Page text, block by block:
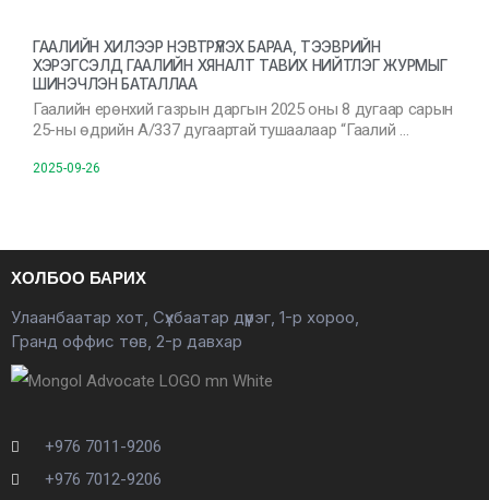
ГААЛИЙН ХИЛЭЭР НЭВТРҮҮЛЭХ БАРАА, ТЭЭВРИЙН
ХЭРЭГСЭЛД ГААЛИЙН ХЯНАЛТ ТАВИХ НИЙТЛЭГ ЖУРМЫГ
ШИНЭЧЛЭН БАТАЛЛАА
Гаалийн ерөнхий газрын даргын 2025 оны 8 дугаар сарын
25-ны өдрийн А/337 дугаартай тушаалаар “Гаалий …
2025-09-26
ХОЛБОО БАРИХ
Улаанбаатар хот, Сүхбаатар дүүрэг, 1-р хороо,
Гранд оффис төв, 2-р давхар
+976 7011-9206
+976 7012-9206